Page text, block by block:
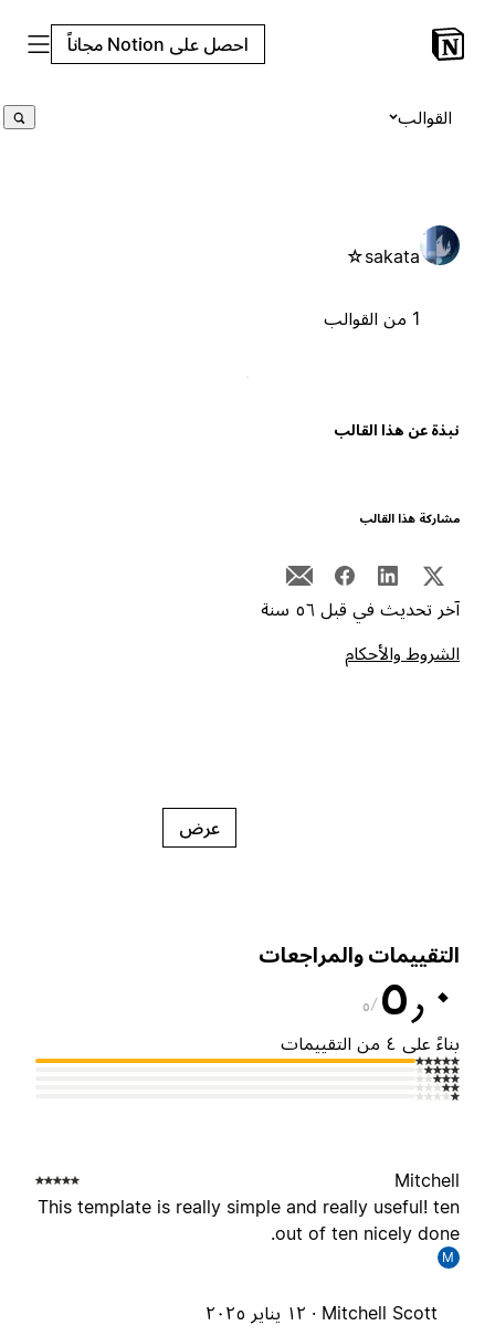
احصل على Notion مجاناً
القوالب
sakata⁠☆
عن هذا القالب
هذا القالب
تحديث في قبل ٥٦ سنة
والأحكام
عرض
والمراجعات
٥
على ٤ من التقييمات
This template is really simple and really useful!
out of ten nicely
Mitchell Scott · ١٢ يناير ٢٠٢٥